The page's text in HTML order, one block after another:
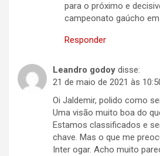
para o próximo e
campeonato gaúcho
Responder
Leandro godoy disse:
21 de maio de 2021 às
Oi Jaldemir, polido como
Uma visão muito boa do
Estamos classificados e
chave. Mas o que me
Inter ogar. Acho muito